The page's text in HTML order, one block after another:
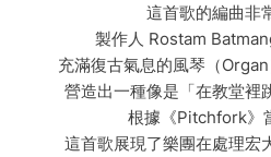
這首歌的編曲非
製作人 Rostam
充滿復古氣息的風琴（
營造出一種像是「在教堂裡
根據《Pitchfork》
這首歌展現了樂團在處理宏